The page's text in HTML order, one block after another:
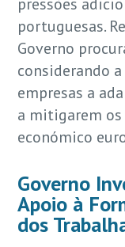
portuguesas.
Governo
considerando
empresas a
a mitigarem
económico
Governo
Apoio à
dos